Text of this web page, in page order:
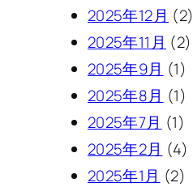
2025年12月 (2)
2025年11月 (2)
2025年9月 (1)
2025年8月 (1)
2025年7月 (1)
2025年2月 (4)
2025年1月 (2)